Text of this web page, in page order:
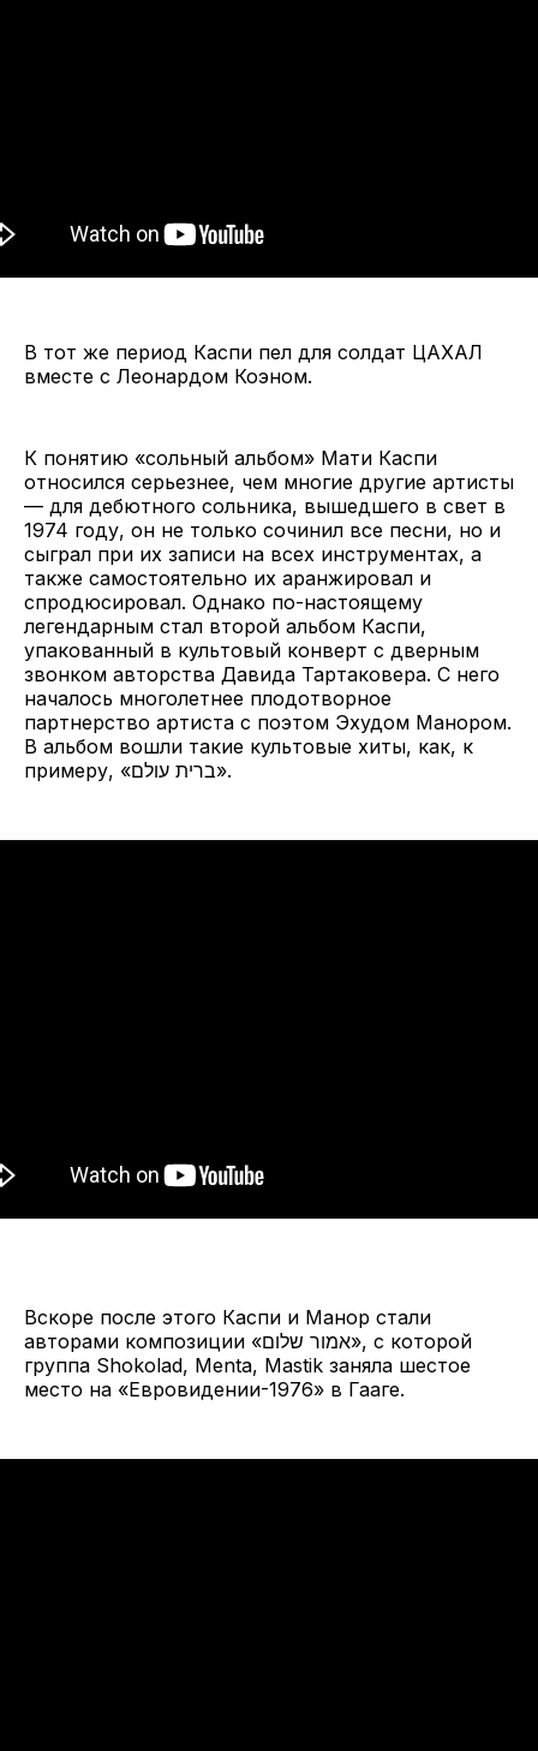
В тот же период Каспи пел для солдат ЦАХАЛ
вместе с Леонардом Коэном.
К понятию «сольный альбом» Мати Каспи
относился серьезнее, чем многие другие артисты
— для дебютного сольника, вышедшего в свет в
1974 году, он не только сочинил все песни, но и
сыграл при их записи на всех инструментах, а
также самостоятельно их аранжировал и
спродюсировал. Однако по-настоящему
легендарным стал второй альбом Каспи,
упакованный в культовый конверт с дверным
звонком авторства Давида Тартаковера. С него
началось многолетнее плодотворное
партнерство артиста с поэтом Эхудом Манором.
В альбом вошли такие культовые хиты, как, к
примеру, «ברית עולם».
Вскоре после этого Каспи и Манор стали
авторами композиции «אמור שלום», с которой
группа Shokolad, Menta, Mastik заняла шестое
место на «Евровидении-1976» в Гааге.